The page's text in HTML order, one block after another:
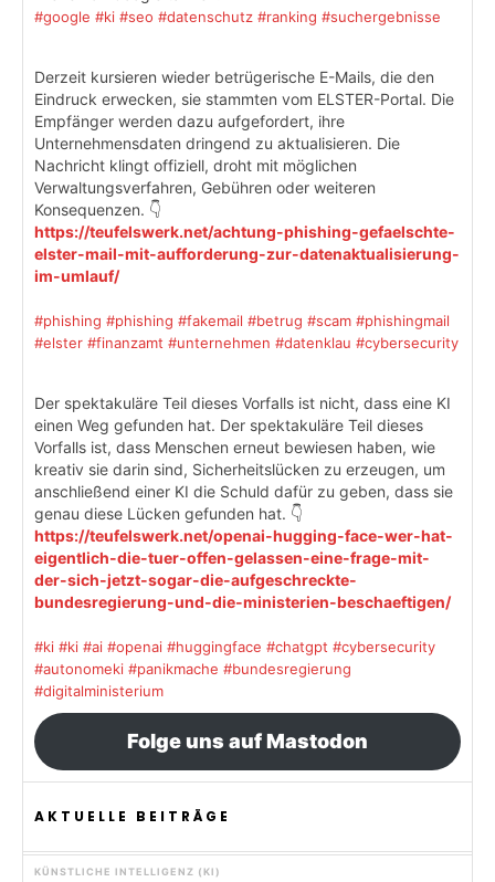
#google #ki #seo #datenschutz #ranking #suchergebnisse
Derzeit kursieren wieder betrügerische E-Mails, die den
Eindruck erwecken, sie stammten vom ELSTER-Portal. Die
Empfänger werden dazu aufgefordert, ihre
Unternehmensdaten dringend zu aktualisieren. Die
Nachricht klingt offiziell, droht mit möglichen
Verwaltungsverfahren, Gebühren oder weiteren
Konsequenzen. 👇
https://teufelswerk.net/achtung-phishing-gefaelschte-
elster-mail-mit-aufforderung-zur-datenaktualisierung-
im-umlauf/
#phishing #phishing #fakemail #betrug #scam #phishingmail
#elster #finanzamt #unternehmen #datenklau #cybersecurity
Der spektakuläre Teil dieses Vorfalls ist nicht, dass eine KI
einen Weg gefunden hat. Der spektakuläre Teil dieses
Vorfalls ist, dass Menschen erneut bewiesen haben, wie
kreativ sie darin sind, Sicherheitslücken zu erzeugen, um
anschließend einer KI die Schuld dafür zu geben, dass sie
genau diese Lücken gefunden hat. 👇
https://teufelswerk.net/openai-hugging-face-wer-hat-
eigentlich-die-tuer-offen-gelassen-eine-frage-mit-
der-sich-jetzt-sogar-die-aufgeschreckte-
bundesregierung-und-die-ministerien-beschaeftigen/
#ki #ki #ai #openai #huggingface #chatgpt #cybersecurity
#autonomeki #panikmache #bundesregierung
#digitalministerium
Folge uns auf Mastodon
AKTUELLE BEITRÄGE
KÜNSTLICHE INTELLIGENZ (KI)